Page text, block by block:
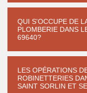
QUI S'OCCUPE DE
PLOMBERIE DANS
69640?
LES OPÉRATIONS
ROBINETTERIES
SAINT SORLIN ET